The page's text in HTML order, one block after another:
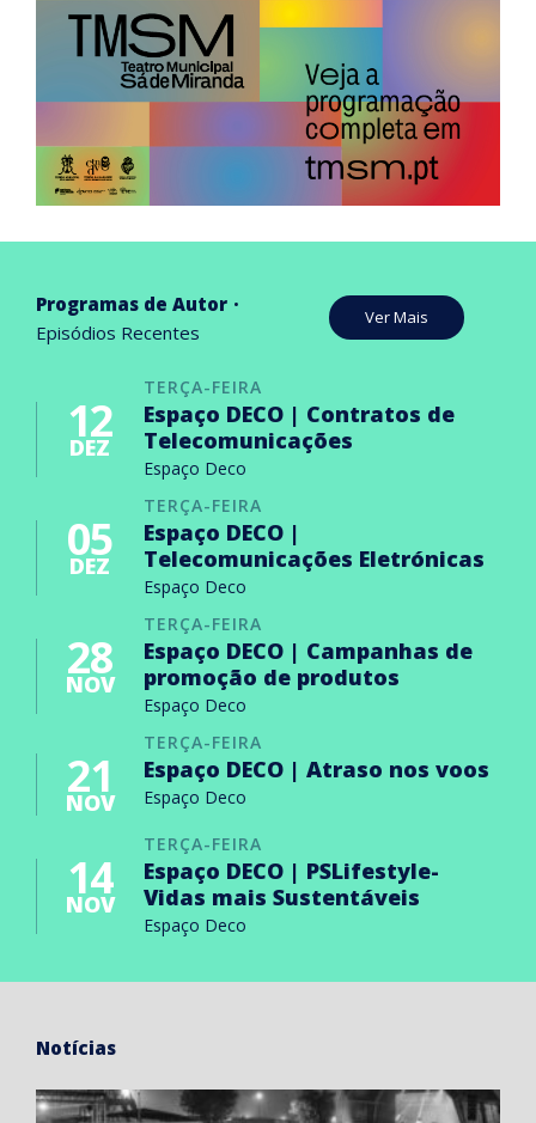
Programas de Autor
Episódios Recentes
Ver Mais
TERÇA-FEIRA
12
DEZ
Espaço DECO | Contratos de
Telecomunicações
Espaço Deco
TERÇA-FEIRA
05
DEZ
Espaço DECO |
Telecomunicações Eletrónicas
Espaço Deco
TERÇA-FEIRA
28
NOV
Espaço DECO | Campanhas de
promoção de produtos
Espaço Deco
TERÇA-FEIRA
21
NOV
Espaço DECO | Atraso nos voos
Espaço Deco
TERÇA-FEIRA
14
NOV
Espaço DECO | PSLifestyle-
Vidas mais Sustentáveis
Espaço Deco
Notícias